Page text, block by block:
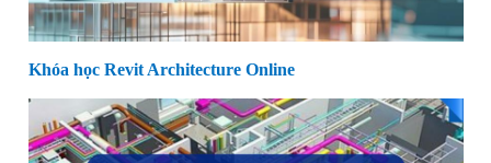
Khóa học Revit Architecture Online